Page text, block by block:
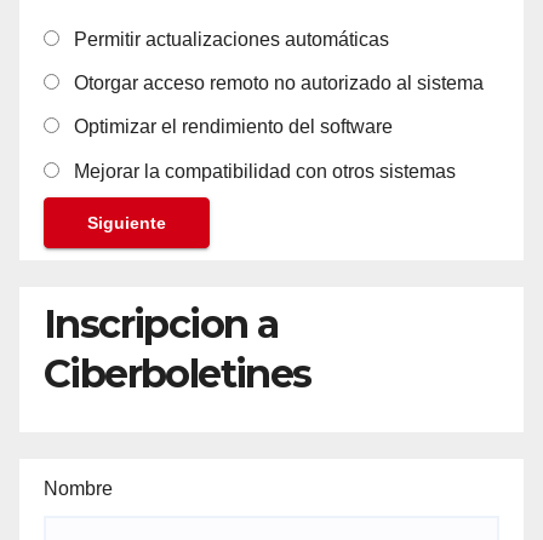
Permitir actualizaciones automáticas
Otorgar acceso remoto no autorizado al sistema
Optimizar el rendimiento del software
Mejorar la compatibilidad con otros sistemas
Siguiente
Inscripcion a
Ciberboletines
Nombre